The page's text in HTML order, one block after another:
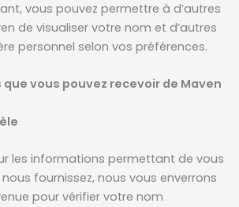
vous pouvez permettre à d’autres
de visualiser votre nom et d’autres
personnel selon vos préférences.
vous pouvez recevoir de Maven
les informations permettant de vous
fournissez, nous vous enverrons
pour vérifier votre nom